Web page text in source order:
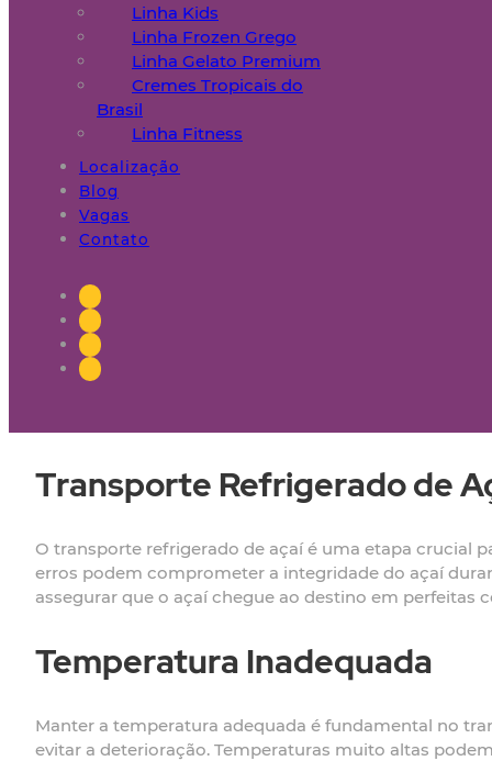
Linha Kids
Linha Frozen Grego
Linha Gelato Premium
Cremes Tropicais do
Brasil
Linha Fitness
Localização
Blog
Vagas
Contato
Transporte Refrigerado de
O transporte refrigerado de açaí é uma etapa crucial
erros podem comprometer a integridade do açaí
assegurar que o açaí chegue ao destino em perfeitas
Temperatura Inadequada
Manter a temperatura adequada é fundamental no
evitar a deterioração. Temperaturas muito altas